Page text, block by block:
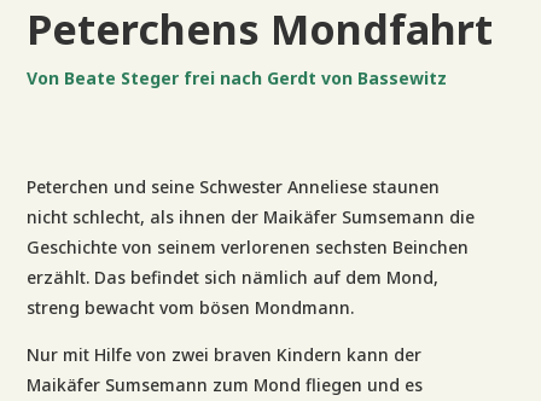
Peterchens Mondfahrt
Von Beate Steger frei nach Gerdt von Bassewitz
Peterchen und seine Schwester Anneliese staunen
nicht schlecht, als ihnen der Maikäfer Sumsemann die
Geschichte von seinem verlorenen sechsten Beinchen
erzählt. Das befindet sich nämlich auf dem Mond,
streng bewacht vom bösen Mondmann.
Nur mit Hilfe von zwei braven Kindern kann der
Maikäfer Sumsemann zum Mond fliegen und es